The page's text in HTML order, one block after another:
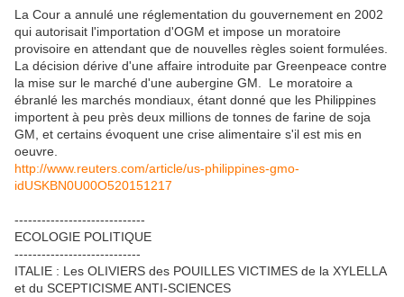
La Cour a annulé une réglementation du gouvernement en 2002
qui autorisait l'importation d'OGM et impose un moratoire
provisoire en attendant que de nouvelles règles soient formulées.
La décision dérive d'une affaire introduite par Greenpeace contre
la mise sur le marché d'une aubergine GM. Le moratoire a
ébranlé les marchés mondiaux, étant donné que les Philippines
importent à peu près deux millions de tonnes de farine de soja
GM, et certains évoquent une crise alimentaire s'il est mis en
oeuvre.
http://www.reuters.com/article/us-philippines-gmo-
idUSKBN0U00O520151217
-----------------------------
ECOLOGIE POLITIQUE
----------------------------
ITALIE : Les OLIVIERS des POUILLES VICTIMES de la XYLELLA
et du SCEPTICISME ANTI-SCIENCES